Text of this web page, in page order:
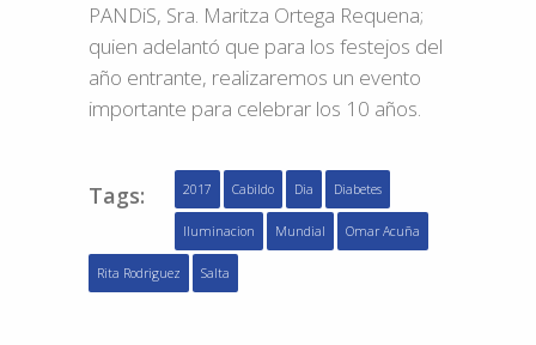
PANDiS, Sra. Maritza Ortega Requena;
quien adelantó que para los festejos del
año entrante, realizaremos un evento
importante para celebrar los 10 años.
Tags: 2017 Cabildo Dia Diabetes
Iluminacion Mundial Omar Acuña
Rita Rodriguez Salta